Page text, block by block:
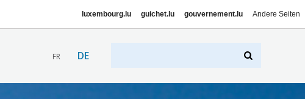
luxembourg.lu guichet.lu gouvernement.lu Andere Seiten
FR DE